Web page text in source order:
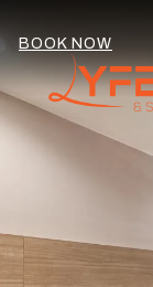
BOOK NOW